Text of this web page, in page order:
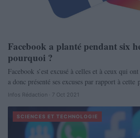
Facebook a planté pendant six
pourquoi ?
Facebook s’est excusé à celles et à ceux qui
a donc présenté ses excuses par rapport à
Infos Rédaction · 7 Oct 2021
SCIENCES ET TECHNOLOGIE